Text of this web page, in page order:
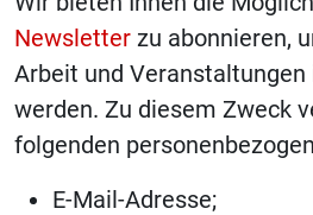
Newsletter zu abonnieren,
Arbeit und
werden. Zu diesem Zweck
folgenden
E-Mail-Adresse;